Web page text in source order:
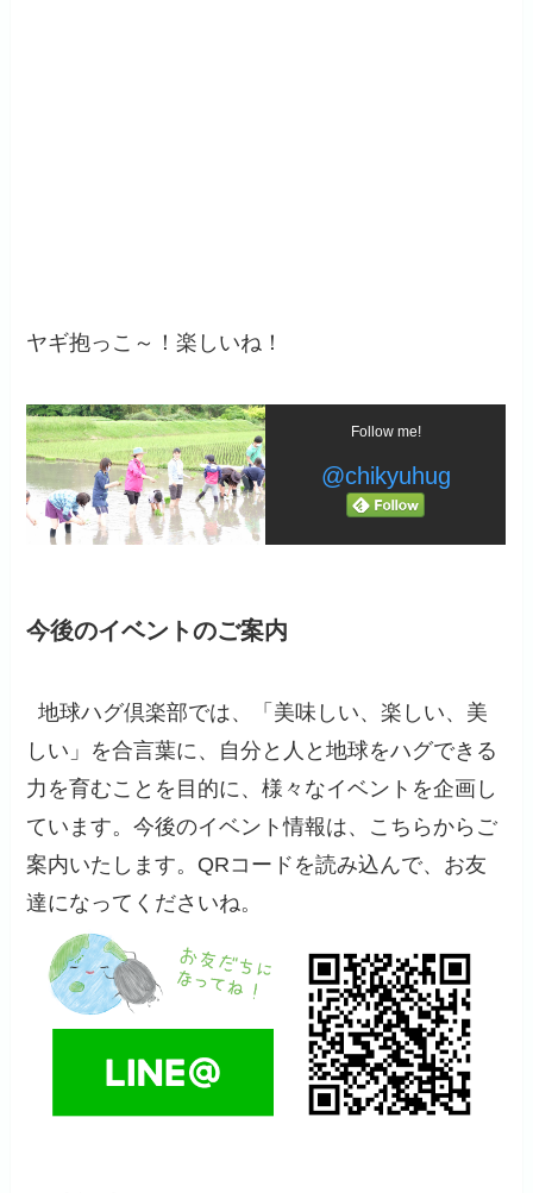
ヤギ抱っこ～！楽しいね！
Follow me!
@chikyuhug
今後のイベントのご案内
地球ハグ倶楽部では、「美味しい、楽しい、美
しい」を合言葉に、自分と人と地球をハグできる
力を育むことを目的に、様々なイベントを企画し
ています。今後のイベント情報は、こちらからご
案内いたします。QRコードを読み込んで、お友
達になってくださいね。